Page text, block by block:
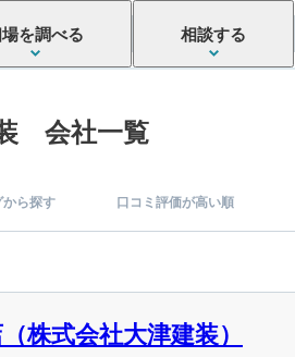
を調べる 相談する
会社一覧
から探す 口コミ評価が高い順
株式会社大津建装）